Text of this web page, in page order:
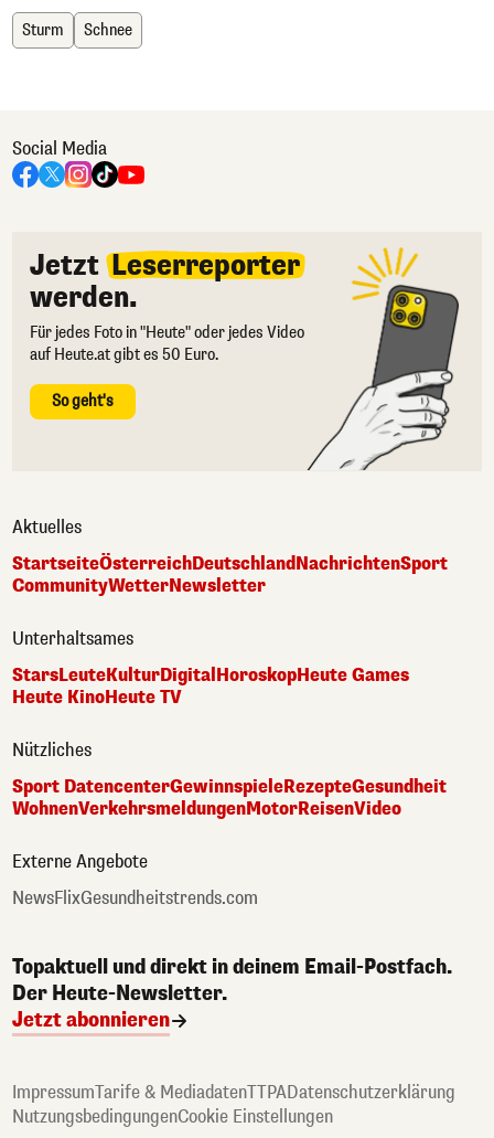
Sturm Schnee
Social Media
Jetzt Leserreporter
werden.
Für jedes Foto in "Heute" oder jedes Video
auf Heute.at gibt es 50 Euro.
So geht's
Aktuelles
StartseiteÖsterreichDeutschlandNachrichtenSport
CommunityWetterNewsletter
Unterhaltsames
StarsLeuteKulturDigitalHoroskopHeute Games
Heute KinoHeute TV
Nützliches
Sport DatencenterGewinnspieleRezepteGesundheit
WohnenVerkehrsmeldungenMotorReisenVideo
Externe Angebote
NewsFlixGesundheitstrends.com
Topaktuell und direkt in deinem Email-Postfach.
Der Heute-Newsletter.
Jetzt abonnieren
ImpressumTarife & MediadatenTTPADatenschutzerklärung
NutzungsbedingungenCookie Einstellungen